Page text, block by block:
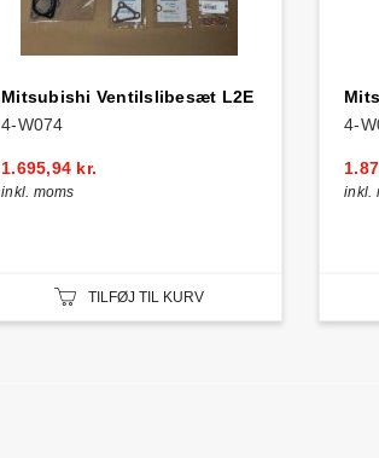
Mitsubishi Ventilslibesæt L2E
4-W074
1.695,94 kr.
inkl. moms
TILFØJ TIL KURV
4-
inkl.